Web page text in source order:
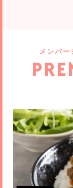
メンバー